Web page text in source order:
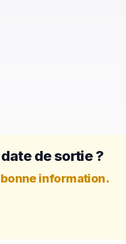
de sortie ?
information.